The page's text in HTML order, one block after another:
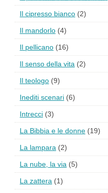
Il cipresso bianco (2)
Il mandorlo (4)
Il pellicano (16)
Il senso della vita (2)
Il teologo (9)
Inediti scenari (6)
Intrecci (3)
La Bibbia e le donne (19)
La lampara (2)
La nube, la via (5)
La zattera (1)